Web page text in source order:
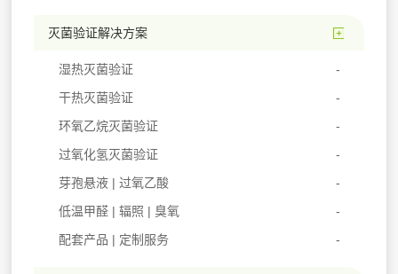
灭菌验证解决方案
湿热灭菌验证
干热灭菌验证
环氧乙烷灭菌验证
过氧化氢灭菌验证
芽孢悬液 | 过氧乙酸
低温甲醛 | 辐照 | 臭氧
配套产品 | 定制服务